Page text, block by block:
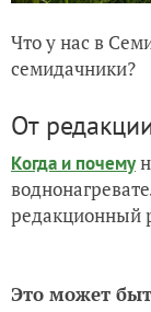
Что у нас в
семидачники?
От
Когда и почему
редакционный
Это может